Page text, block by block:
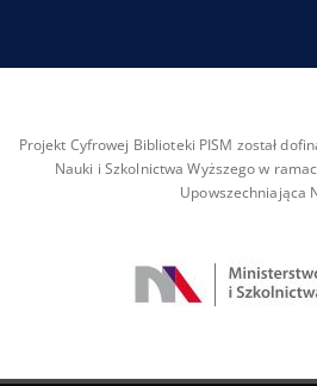
Projekt Cyfrowej Biblioteki PISM został
Nauki i Szkolnictwa Wyższego w
Upowszechniająca